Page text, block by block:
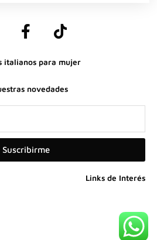
F
a
e
o
o
-
f
T
i
t
o
k
italianos para mujer
novedades
Suscribirme
Links de Interés